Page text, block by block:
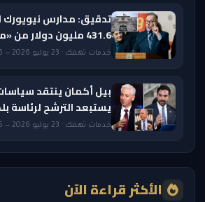
تدقيق: مدارس نيويورك
431.6 مليون دولار من «ميديكيد
خدمات تهمك · 23 يوليو 2026 — 9:06 PM
بيل أكمان ينتقد
يستبعد الترشح لرئاسة
خدمات تهمك · 23 يوليو 2026 — 5:35 PM
الأكثر قراءة الآن